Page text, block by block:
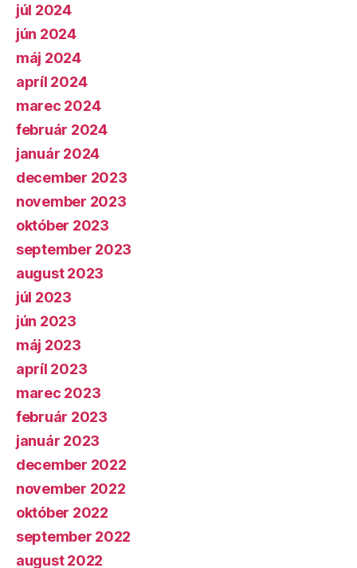
júl 2024
jún 2024
máj 2024
apríl 2024
marec 2024
február 2024
január 2024
december 2023
november 2023
október 2023
september 2023
august 2023
júl 2023
jún 2023
máj 2023
apríl 2023
marec 2023
február 2023
január 2023
december 2022
november 2022
október 2022
september 2022
august 2022